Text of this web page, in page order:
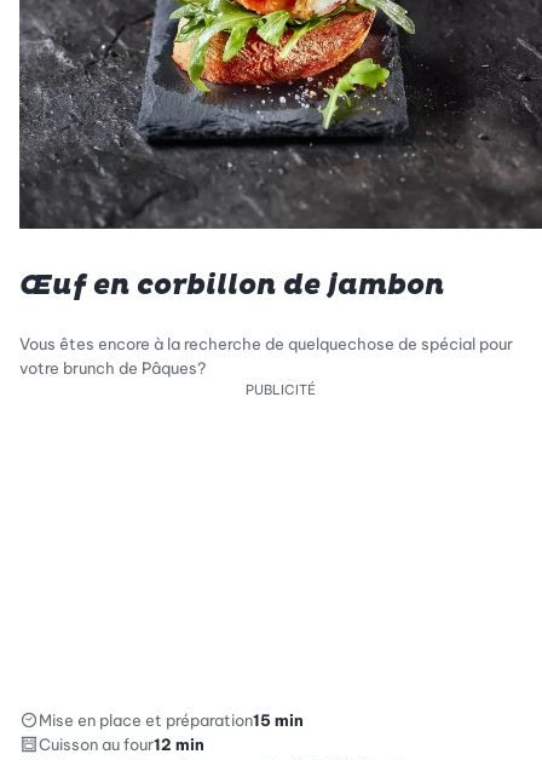
Œuf en corbillon de jambon
Vous êtes encore à la recherche de quelquechose de spécial pour
votre brunch de Pâques?
PUBLICITÉ
Mise en place et préparation15 min
Cuisson au four12 min